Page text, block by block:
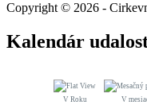
Copyright © 2026 -
Kalendár
V Roku V